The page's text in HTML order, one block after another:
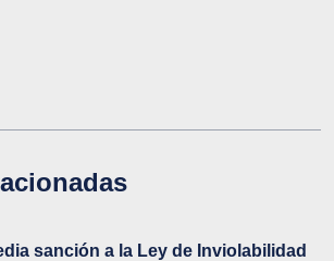
sanción a la Ley de Inviolabilidad